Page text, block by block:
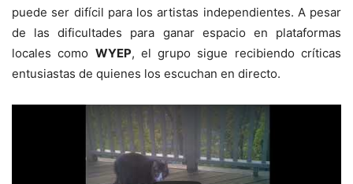
puede ser difícil para los artistas independientes. A pesar
de las dificultades para ganar espacio en plataformas
locales como WYEP, el grupo sigue recibiendo críticas
entusiastas de quienes los escuchan en directo.